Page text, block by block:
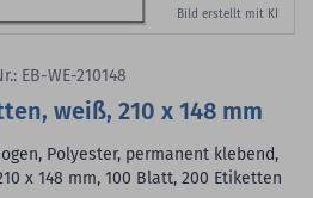
Bild erstellt mit KI
EB-WE-210148
weiß, 210 x 148 mm
Polyester, permanent klebend,
x 148 mm, 100 Blatt, 200 Etiketten